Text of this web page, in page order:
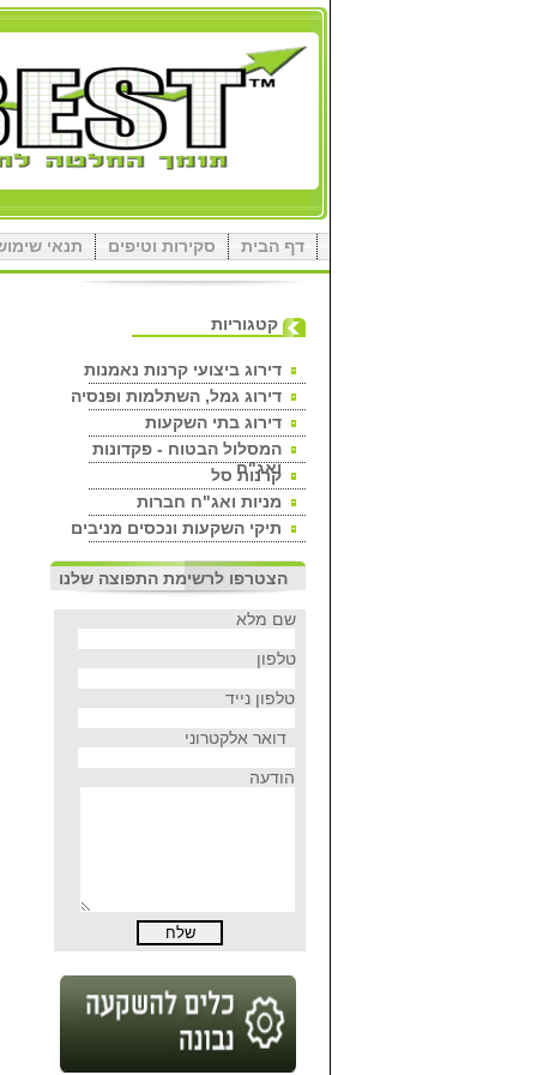
דף הבית סקירות וטיפים תנאי
קטגוריות
דירוג ביצועי קרנות נאמנות
דירוג גמל, השתלמות ופנסיה
דירוג בתי השקעות
המסלול הבטוח - פקדונות
ואג"ח
קרנות סל
מניות ואג"ח חברות
תיקי השקעות ונכסים מניבים
הצטרפו לרשימת התפוצה שלנו
שם מלא
טלפון
טלפון נייד
דואר אלקטרוני
הודעה